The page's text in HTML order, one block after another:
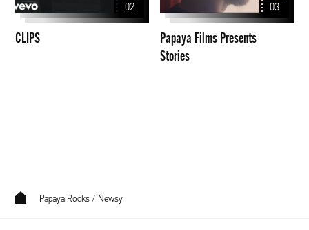
02
CLIPS
03
Papaya Films Presents
Stories
Papaya.Rocks / Newsy